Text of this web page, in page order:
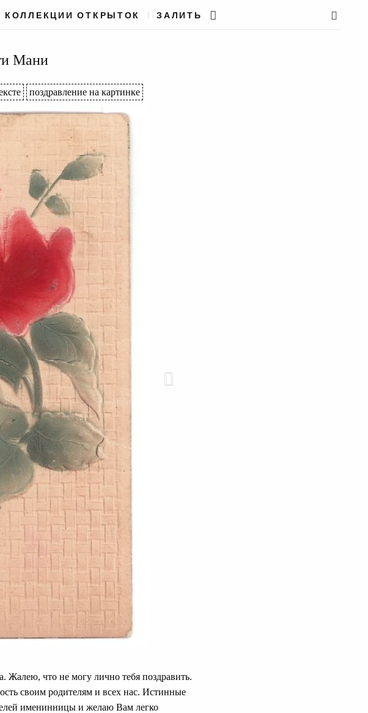
КОЛЛЕКЦИИ ОТКРЫТОК ЗАЛИТЬ
Мани
поздравление на картинке
Жалею, что не могу лично тебя поздравить.
своим родителям и всех нас. Истинные
именинницы и желаю Вам легко